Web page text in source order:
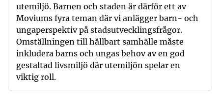
utemiljö. Barnen och staden är därför ett av
Moviums fyra teman där vi anlägger barn- och
ungaperspektiv på stadsutvecklingsfrågor.
Omställningen till hållbart samhälle måste
inkludera barns och ungas behov av en god
gestaltad livsmiljö där utemiljön spelar en
viktig roll.